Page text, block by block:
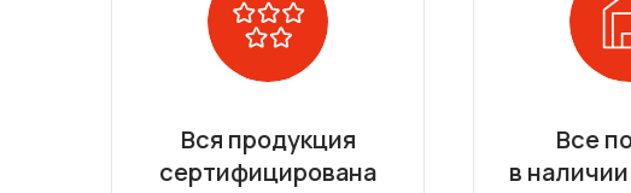
Вся продукция
сертифицирована
Все
в